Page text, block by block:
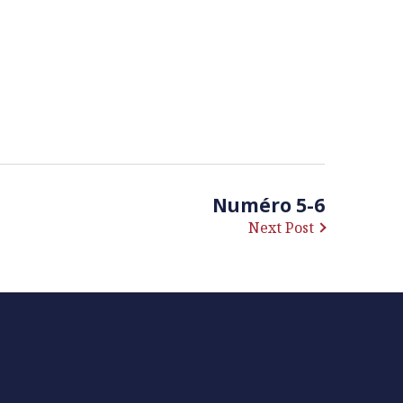
Numéro 5-6
Next Post